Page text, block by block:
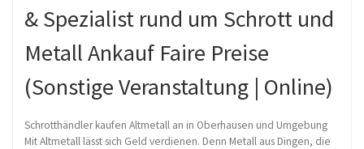
& Spezialist rund um Schrott und
Metall Ankauf Faire Preise
(Sonstige Veranstaltung | Online)
Schrotthändler kaufen Altmetall an in Oberhausen und Umgebung
Mit Altmetall lässt sich Geld verdienen. Denn Metall aus Dingen, die